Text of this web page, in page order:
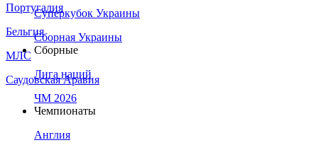
Португалия
Бельгия
МЛС
Саудовская Аравия
Суперкубок Украины
Сборная Украины
Сборные
Лига наций
ЧМ 2026
Чемпионаты
Англия